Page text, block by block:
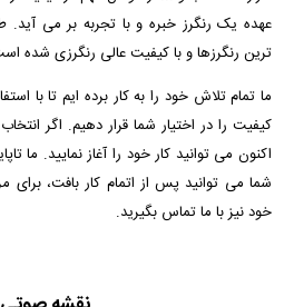
عهده یک رنگرز خبره و با تجربه بر می
ترین رنگرزها و با کیفیت عالی رنگرزی شده
ما تمام تلاش خود را به کار برده ایم تا با
کیفیت را در اختیار شما قرار دهیم. اگر
اکنون می توانید کار خود را آغاز نمایید. ما
شما می توانید پس از اتمام کار بافت،
خود نیز با ما تماس بگیرید.